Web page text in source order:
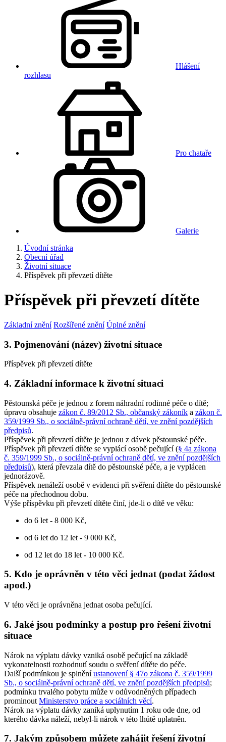
Hlášení
rozhlasu
Pro chataře
Galerie
Úvodní stránka
Obecní úřad
Životní situace
Příspěvek při převzetí dítěte
Příspěvek při převzetí dítěte
Základní znění Rozšířené znění Úplné znění
3. Pojmenování (název) životní situace
Příspěvek při převzetí dítěte
4. Základní informace k životní situaci
Pěstounská péče je jednou z forem náhradní rodinné péče o dítě;
úpravu obsahuje zákon č. 89/2012 Sb., občanský zákoník a zákon č.
359/1999 Sb., o sociálně-právní ochraně dětí, ve znění pozdějších
předpisů.
Příspěvek při převzetí dítěte je jednou z dávek pěstounské péče.
Příspěvek při převzetí dítěte se vyplácí osobě pečující (§ 4a zákona
č. 359/1999 Sb., o sociálně-právní ochraně dětí, ve znění pozdějších
předpisů), která převzala dítě do pěstounské péče, a je vyplácen
jednorázově.
Příspěvek nenáleží osobě v evidenci při svěření dítěte do pěstounské
péče na přechodnou dobu.
Výše příspěvku při převzetí dítěte činí, jde-li o dítě ve věku:
do 6 let - 8 000 Kč,
od 6 let do 12 let - 9 000 Kč,
od 12 let do 18 let - 10 000 Kč.
5. Kdo je oprávněn v této věci jednat (podat žádost
apod.)
V této věci je oprávněna jednat osoba pečující.
6. Jaké jsou podmínky a postup pro řešení životní
situace
Nárok na výplatu dávky vzniká osobě pečující na základě
vykonatelnosti rozhodnutí soudu o svěření dítěte do péče.
Další podmínkou je splněníustanovení § 47o zákona č. 359/1999
Sb., o sociálně-právní ochraně dětí, ve znění pozdějších předpisů;
podmínku trvalého pobytu může v odůvodněných případech
prominout Ministerstvo práce a sociálních věcí.
Nárok na výplatu dávky zaniká uplynutím 1 roku ode dne, od
kterého dávka náleží, nebyl-li nárok v této lhůtě uplatněn.
7. Jakým způsobem můžete zahájit řešení životní